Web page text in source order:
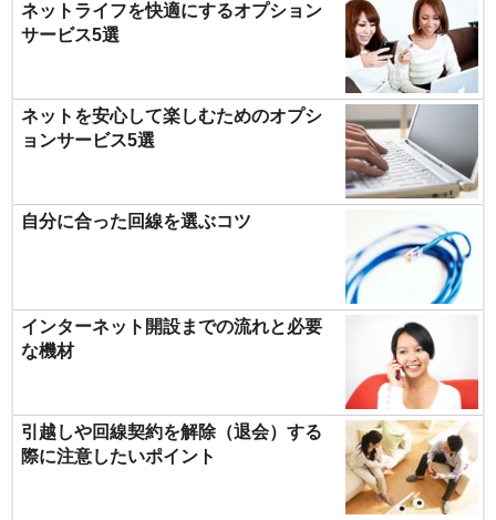
ネットライフを快適にするオプション
サービス5選
ネットを安心して楽しむためのオプシ
ョンサービス5選
自分に合った回線を選ぶコツ
インターネット開設までの流れと必要
な機材
引越しや回線契約を解除（退会）する
際に注意したいポイント